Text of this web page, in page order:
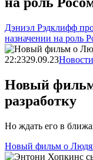
Дэниэл Рэдклифф
назначении на роль
22:2329.09.23Новости
Новый
разработку
Но ждать его в
Новый фильм о